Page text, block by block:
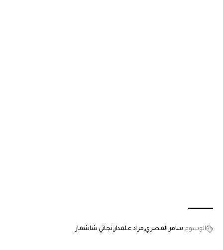
الوسوم سامر المصري مراد علمدار نجاتي شاشمار